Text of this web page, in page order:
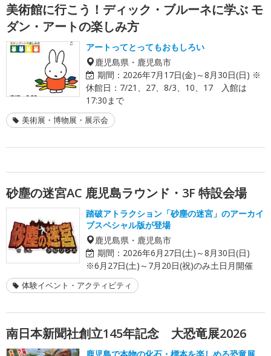
美術館に行こう！ディック・ブルーネに学ぶ モ
ダン・アートの楽しみ方
アートってとってもおもしろい
鹿児島県・鹿児島市
期間： 2026年7月17日(金)～8月30日(日) ※
休館日：7/21、27、8/3、10、17 入館は
17:30まで
美術展・博物展・展示会
砂塵の迷宮AC 鹿児島ラウンド・3F 特設会場
踏破アトラクション「砂塵の迷宮」のアーカイ
ブスペシャル版が登場
鹿児島県・鹿児島市
期間： 2026年6月27日(土)～8月30日(日)
※6月27日(土)～7月20日(祝)のみ土日月開催
体験イベント・アクティビティ
南日本新聞社創立145年記念 大恐竜展2026
鹿児島で本物の化石・標本を楽しめる恐竜展